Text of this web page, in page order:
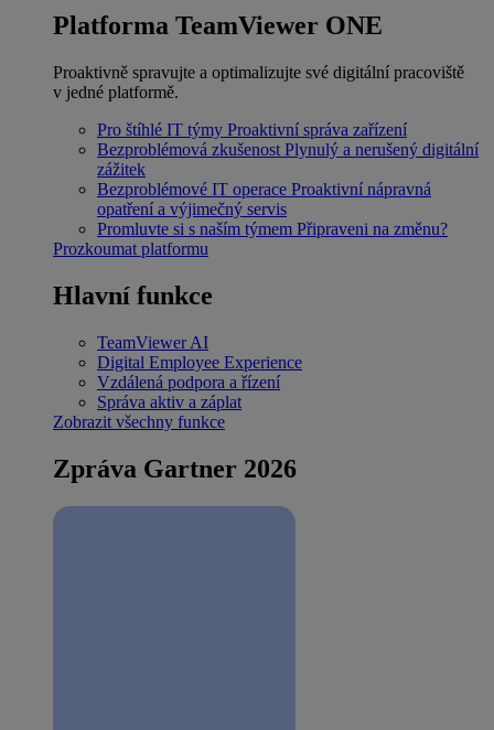
Platforma TeamViewer ONE
Proaktivně spravujte a optimalizujte své digitální pracoviště
v jedné platformě.
Pro štíhlé IT týmy Proaktivní správa zařízení
Bezproblémová zkušenost Plynulý a nerušený digitální
zážitek
Bezproblémové IT operace Proaktivní nápravná
opatření a výjimečný servis
Promluvte si s naším týmem Připraveni na změnu?
Prozkoumat platformu
Hlavní funkce
TeamViewer AI
Digital Employee Experience
Vzdálená podpora a řízení
Správa aktiv a záplat
Zobrazit všechny funkce
Zpráva Gartner 2026